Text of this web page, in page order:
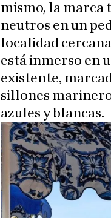
mismo, la marca
neutros en un
localidad
está inmerso en
existente,
sillones
azules y blancas.